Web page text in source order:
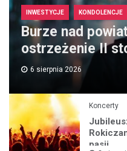
INWESTYCJE KONDOLENCJE
Burze nad
ostrzeżenie II
6 sierpnia 2026
Koncerty
pasji